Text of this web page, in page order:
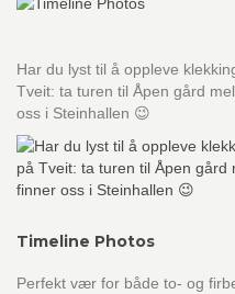
Har du lyst til å oppleve
Tveit: ta turen til Åpen gård
oss i Steinhallen 😉
Timeline Photos
Perfekt vær for både to- og